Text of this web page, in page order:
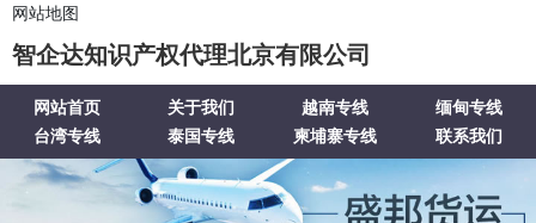
网站地图
智企达知识产权代理北京有限公司
网站首页 关于我们 越南专线
缅甸专线
台湾专线
泰国专线 柬埔寨专线 联系我们